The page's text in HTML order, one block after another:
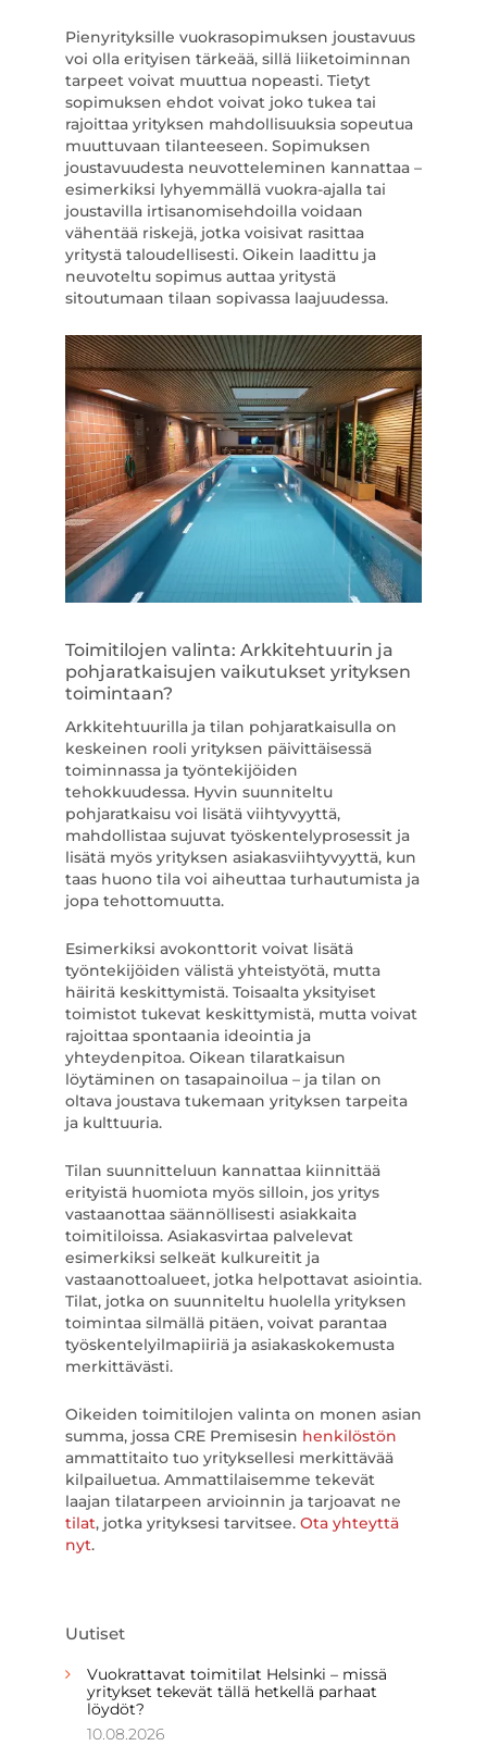
Pienyrityksille vuokrasopimuksen joustavuus
voi olla erityisen tärkeää, sillä liiketoiminnan
tarpeet voivat muuttua nopeasti. Tietyt
sopimuksen ehdot voivat joko tukea tai
rajoittaa yrityksen mahdollisuuksia sopeutua
muuttuvaan tilanteeseen. Sopimuksen
joustavuudesta neuvotteleminen kannattaa –
esimerkiksi lyhyemmällä vuokra-ajalla tai
joustavilla irtisanomisehdoilla voidaan
vähentää riskejä, jotka voisivat rasittaa
yritystä taloudellisesti. Oikein laadittu ja
neuvoteltu sopimus auttaa yritystä
sitoutumaan tilaan sopivassa laajuudessa.
Toimitilojen valinta: Arkkitehtuurin ja
pohjaratkaisujen vaikutukset yrityksen
toimintaan?
Arkkitehtuurilla ja tilan pohjaratkaisulla on
keskeinen rooli yrityksen päivittäisessä
toiminnassa ja työntekijöiden
tehokkuudessa. Hyvin suunniteltu
pohjaratkaisu voi lisätä viihtyvyyttä,
mahdollistaa sujuvat työskentelyprosessit ja
lisätä myös yrityksen asiakasviihtyvyyttä, kun
taas huono tila voi aiheuttaa turhautumista ja
jopa tehottomuutta.
Esimerkiksi avokonttorit voivat lisätä
työntekijöiden välistä yhteistyötä, mutta
häiritä keskittymistä. Toisaalta yksityiset
toimistot tukevat keskittymistä, mutta voivat
rajoittaa spontaania ideointia ja
yhteydenpitoa. Oikean tilaratkaisun
löytäminen on tasapainoilua – ja tilan on
oltava joustava tukemaan yrityksen tarpeita
ja kulttuuria.
Tilan suunnitteluun kannattaa kiinnittää
erityistä huomiota myös silloin, jos yritys
vastaanottaa säännöllisesti asiakkaita
toimitiloissa. Asiakasvirtaa palvelevat
esimerkiksi selkeät kulkureitit ja
vastaanottoalueet, jotka helpottavat asiointia.
Tilat, jotka on suunniteltu huolella yrityksen
toimintaa silmällä pitäen, voivat parantaa
työskentelyilmapiiriä ja asiakaskokemusta
merkittävästi.
Oikeiden toimitilojen valinta on monen asian
summa, jossa CRE Premisesin henkilöstön
ammattitaito tuo yrityksellesi merkittävää
kilpailuetua. Ammattilaisemme tekevät
laajan tilatarpeen arvioinnin ja tarjoavat ne
tilat, jotka yrityksesi tarvitsee. Ota yhteyttä
nyt.
Uutiset
Vuokrattavat toimitilat Helsinki – missä
yritykset tekevät tällä hetkellä parhaat
löydöt?
10.08.2026